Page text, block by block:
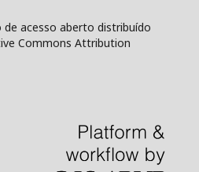
acesso aberto distribuído
Commons Attribution